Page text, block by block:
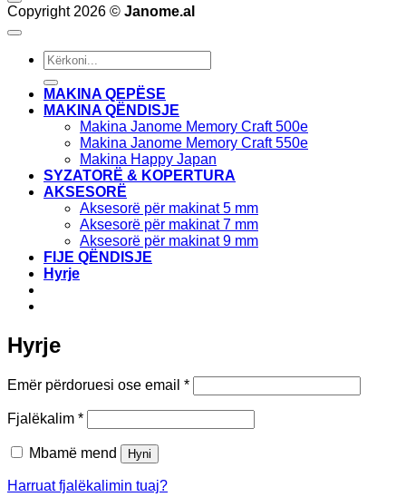
Copyright 2026 © Janome.al
Kërko
për:
MAKINA QEPËSE
MAKINA QËNDISJE
Makina Janome Memory Craft 500e
Makina Janome Memory Craft 550e
Makina Happy Japan
SYZATORË & KOPERTURA
AKSESORË
Aksesorë për makinat 5 mm
Aksesorë për makinat 7 mm
Aksesorë për makinat 9 mm
FIJE QËNDISJE
Hyrje
Hyrje
Emër përdoruesi ose email *E
domosdoshme
Fjalëkalim *E
domosdoshme
Mbamë mend
Hyni
Harruat fjalëkalimin tuaj?